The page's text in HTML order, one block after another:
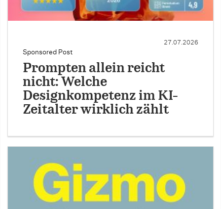
Sponsored Post
27.07.2026
Prompten allein reicht
nicht: Welche
Designkompetenz im KI-
Zeitalter wirklich zählt